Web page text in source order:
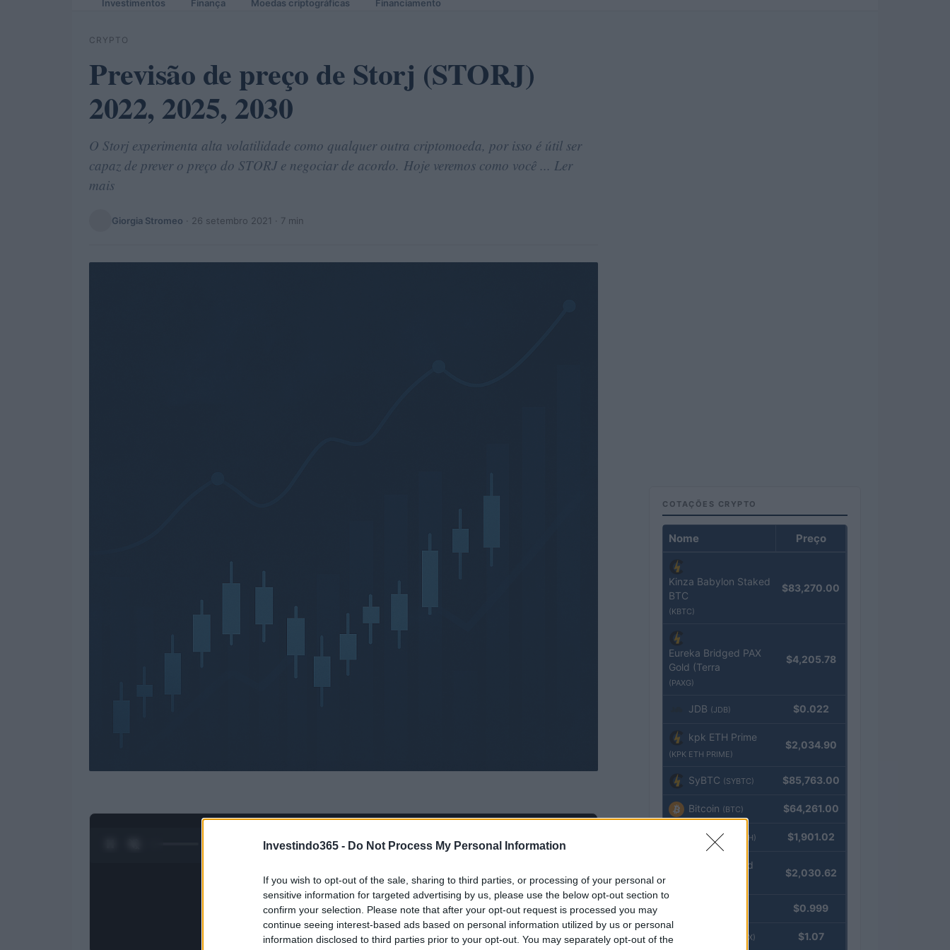
Investindo365 - Do Not Process My Personal Information
If you wish to opt-out of the sale, sharing to third parties, or processing of your personal or
sensitive information for targeted advertising by us, please use the below opt-out section to
confirm your selection. Please note that after your opt-out request is processed you may
continue seeing interest-based ads based on personal information utilized by us or personal
information disclosed to third parties prior to your opt-out. You may separately opt-out of the
Investimentos Finança Moedas criptográficas Financiamento
CRYPTO
Previsão de preço de Storj (STORJ)
2022, 2025, 2030
O Storj experimenta alta volatilidade como qualquer outra criptomoeda, por isso é útil ser
capaz de prever o preço do STORJ e negociar de acordo. Hoje veremos como você ... Ler
mais
Giorgia Stromeo · 26 setembro 2021 · 7 min
1/4 POWERED BY AdhubMedia
COTAÇÕES CRYPTO
Nome Preço
Kinza Babylon Staked
BTC
(KBTC)
$83,270.00
Eureka Bridged PAX
Gold (Terra
(PAXG)
$4,205.78
JDB (JDB) $0.022
kpk ETH Prime
(KPK ETH PRIME)
$2,034.90
SyBTC (SYBTC) $85,763.00
Bitcoin (BTC) $64,261.00
Ethereum (ETH) $1,901.02
kpk ETH Yield
$2,030.62
$0.999
(USDEX) $1.07